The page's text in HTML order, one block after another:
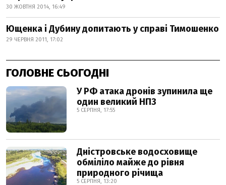
30 ЖОВТНЯ 2014, 16:49
Ющенка і Дубину допитають у справі Тимошенко
29 ЧЕРВНЯ 2011, 17:02
ГОЛОВНЕ СЬОГОДНІ
У РФ атака дронів зупинила ще
один великий НПЗ
5 СЕРПНЯ, 17:55
Дністровське водосховище
обміліло майже до рівня
природного річища
5 СЕРПНЯ, 13:20